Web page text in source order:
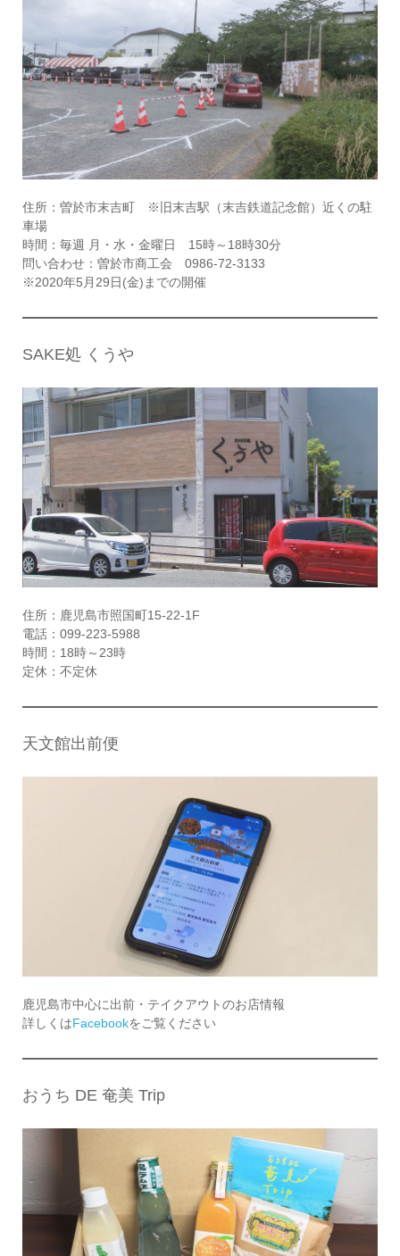
住所：曽於市末吉町 ※旧末吉駅（末吉鉄道記念館）近くの駐
車場
時間：毎週 月・水・金曜日 15時～18時30分
問い合わせ：曽於市商工会 0986-72-3133
※2020年5月29日(金)までの開催
SAKE処 くうや
住所：鹿児島市照国町15-22-1F
電話：099-223-5988
時間：18時～23時
定休：不定休
天文館出前便
鹿児島市中心に出前・テイクアウトのお店情報
詳しくはFacebookをご覧ください
おうち DE 奄美 Trip